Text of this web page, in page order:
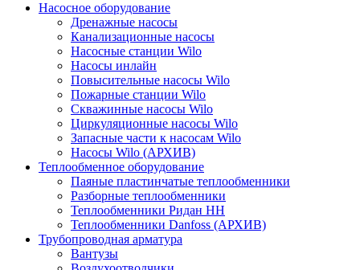
Насосное оборудование
Дренажные насосы
Канализационные насосы
Насосные станции Wilo
Насосы инлайн
Повысительные насосы Wilo
Пожарные станции Wilo
Скважинные насосы Wilo
Циркуляционные насосы Wilo
Запасные части к насосам Wilo
Насосы Wilo (АРХИВ)
Теплообменное оборудование
Паяные пластинчатые теплообменники
Разборные теплообменники
Теплообменники Ридан НН
Теплообменники Danfoss (АРХИВ)
Трубопроводная арматура
Вантузы